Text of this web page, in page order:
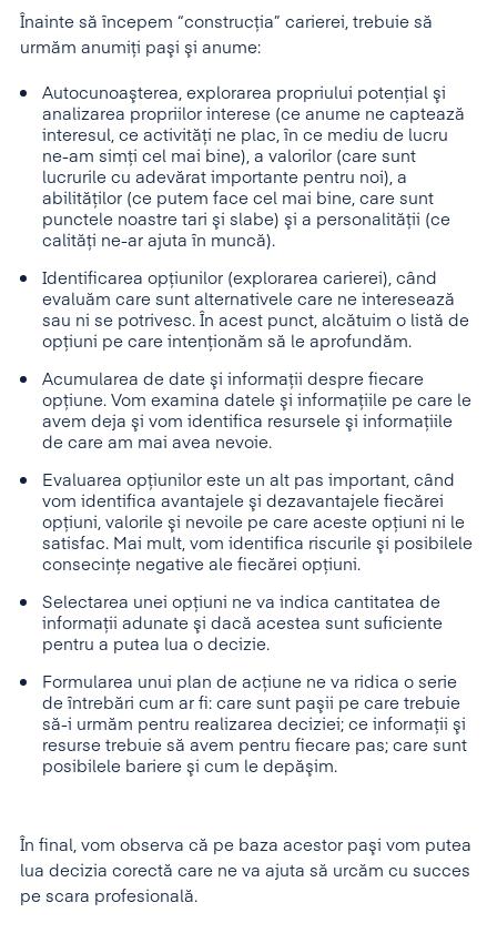
Înainte să începem “construcţia” carierei, trebuie să
urmăm anumiţi paşi şi anume:
Autocunoaşterea, explorarea propriului potenţial şi
analizarea propriilor interese (ce anume ne captează
interesul, ce activităţi ne plac, în ce mediu de lucru
ne-am simţi cel mai bine), a valorilor (care sunt
lucrurile cu adevărat importante pentru noi), a
abilităţilor (ce putem face cel mai bine, care sunt
punctele noastre tari şi slabe) şi a personalităţii (ce
calităţi ne-ar ajuta în muncă).
Identificarea opţiunilor (explorarea carierei), când
evaluăm care sunt alternativele care ne interesează
sau ni se potrivesc. În acest punct, alcătuim o listă de
opţiuni pe care intenţionăm să le aprofundăm.
Acumularea de date şi informaţii despre fiecare
opţiune. Vom examina datele şi informaţiile pe care le
avem deja şi vom identifica resursele şi informaţiile
de care am mai avea nevoie.
Evaluarea opţiunilor este un alt pas important, când
vom identifica avantajele şi dezavantajele fiecărei
opţiuni, valorile şi nevoile pe care aceste opţiuni ni le
satisfac. Mai mult, vom identifica riscurile şi posibilele
consecinţe negative ale fiecărei opţiuni.
Selectarea unei opţiuni ne va indica cantitatea de
informaţii adunate şi dacă acestea sunt suficiente
pentru a putea lua o decizie.
Formularea unui plan de acţiune ne va ridica o serie
de întrebări cum ar fi: care sunt paşii pe care trebuie
să-i urmăm pentru realizarea deciziei; ce informaţii şi
resurse trebuie să avem pentru fiecare pas; care sunt
posibilele bariere şi cum le depăşim.
În final, vom observa că pe baza acestor paşi vom putea
lua decizia corectă care ne va ajuta să urcăm cu succes
pe scara profesională.